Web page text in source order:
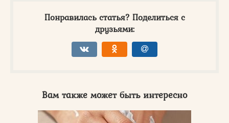
Понравилась статья? Поделиться с
друзьями:
Вам также может быть интересно